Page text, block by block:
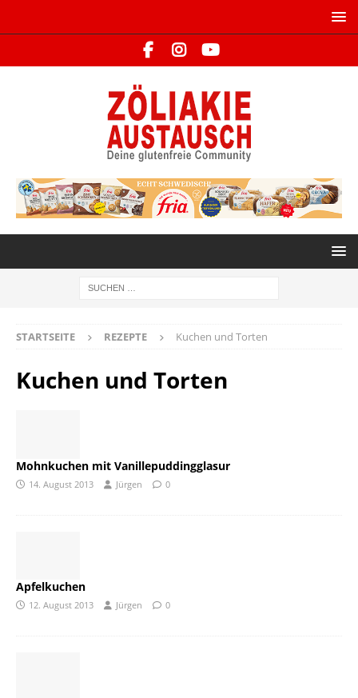
STARTSEITE REZEPTE Kuchen und Torten
Kuchen und Torten
Mohnkuchen mit Vanillepuddingglasur
14. August 2013 Jürgen 0
Apfelkuchen
12. August 2013 Jürgen 0